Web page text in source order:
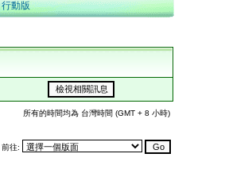
行動版
所有的時間均為 台灣時間 (GMT + 8 小時)
前往: